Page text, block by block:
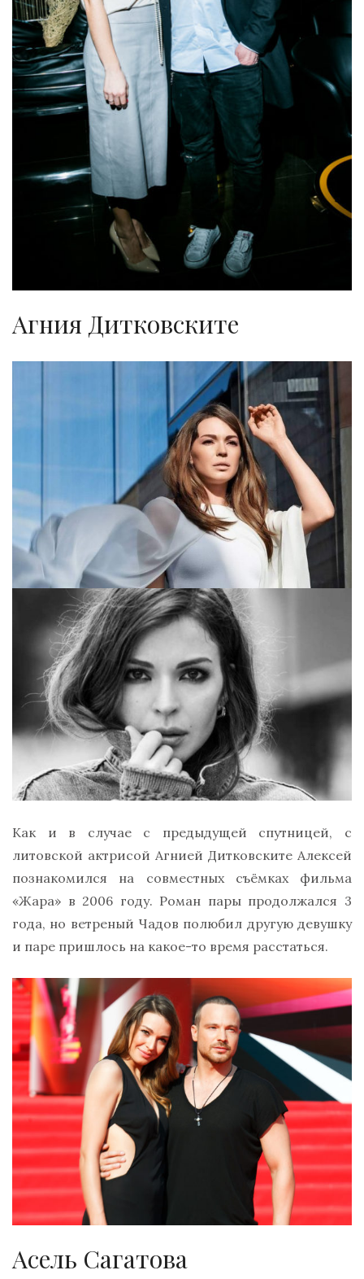
Агния Дитковските
Как и в случае с предыдущей спутницей, с
литовской актрисой Агнией Дитковските Алексей
познакомился на совместных съёмках фильма
«Жара» в 2006 году. Роман пары продолжался 3
года, но ветреный Чадов полюбил другую девушку
и паре пришлось на какое-то время расстаться.
Асель Сагатова